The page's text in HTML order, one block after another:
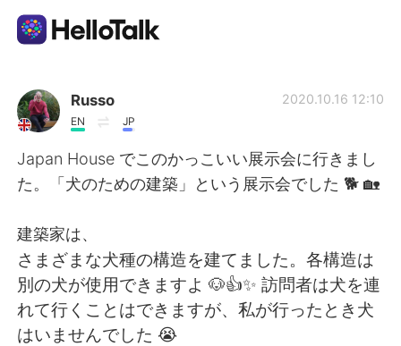
Ứng dụng trao đổi ngôn ngữ
AI Grammar Checker
Tiếng Việt
English 简体中文
繁體中文 Español
Russo
EN JP
2020.10.16 12:10
Japan House でこのかっこいい展示会に行きまし
た。「犬のための建築」という展示会でした 🐕 🏡
建築家は、
さまざまな犬種の構造を建てました。各構造は
別の犬が使用できますよ 🐶👍✨ 訪問者は犬を連
れて行くことはできますが、私が行ったとき犬
はいませんでした 😭